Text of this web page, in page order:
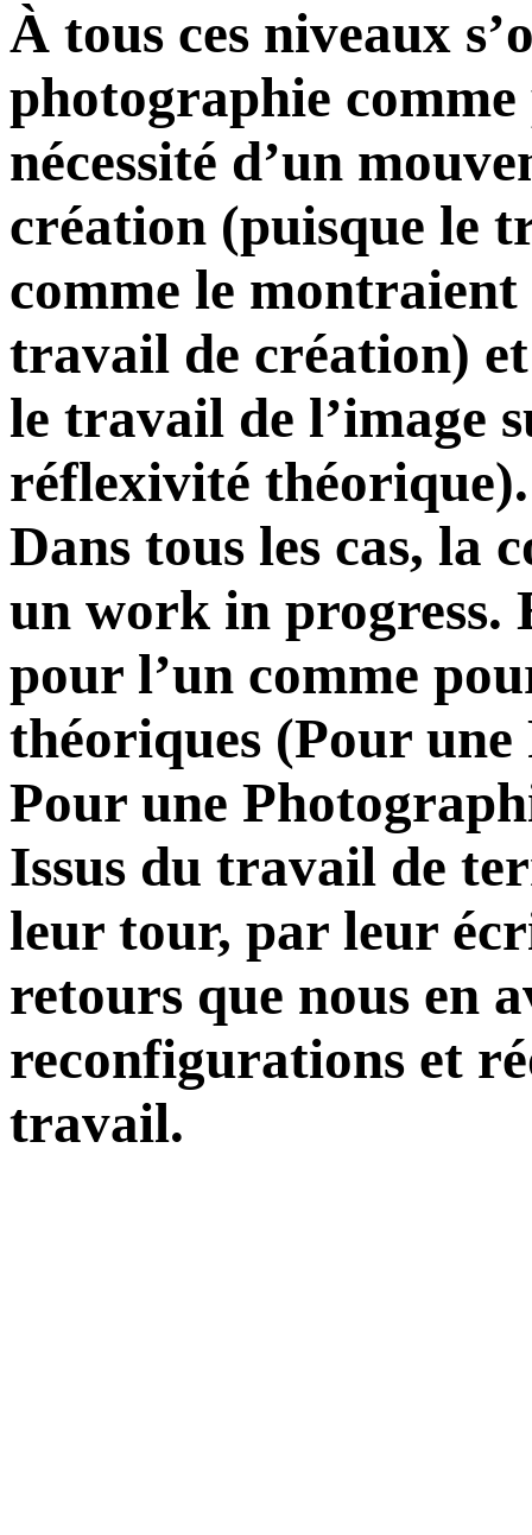
À tous ces niveaux
photographie
nécessité d’un
création (puisque le
comme le
travail de création)
le travail de l’image
réflexivité théorique).
Dans tous les cas, la
un work in progress.
pour l’un comme
théoriques (Pour
Pour une
Issus du travail de
leur tour, par leur
retours que nous en
reconfigurations et
travail.